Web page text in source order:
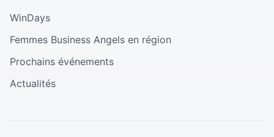
WinDays
Femmes Business Angels en région
Prochains événements
Actualités